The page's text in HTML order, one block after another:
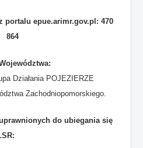
portalu epue.arimr.gov.pl: 470
864
Działania POJEZIERZE
Zachodniopomorskiego.
do ubiegania się